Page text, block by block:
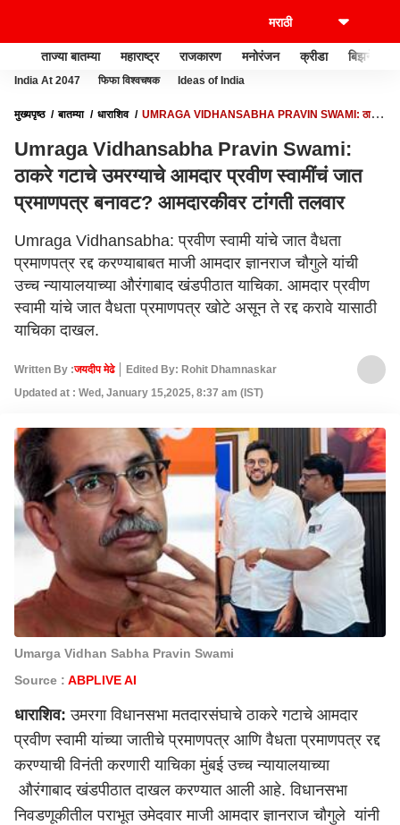
ताज्या बातम्या महाराष्ट्र राजकारण मनोरंजन क्रीडा बिझनेस
India At 2047 फिफा विश्वचषक Ideas of India
मुख्यपृष्ठ बातम्या धाराशिव
UMRAGA VIDHANSABHA PRAVIN SWAMI: ठाकरे
Umraga Vidhansabha Pravin Swami:
ठाकरे गटाचे उमरग्याचे आमदार प्रवीण स्वामींचं जात
प्रमाणपत्र बनावट? आमदारकीवर टांगती तलवार
Umraga Vidhansabha: प्रवीण स्वामी यांचे जात वैधता
प्रमाणपत्र रद्द करण्याबाबत माजी आमदार ज्ञानराज चौगुले यांची
उच्च न्यायालयाच्या औरंगाबाद खंडपीठात याचिका. आमदार प्रवीण
स्वामी यांचे जात वैधता प्रमाणपत्र खोटे असून ते रद्द करावे यासाठी
याचिका दाखल.
Written By :जयदीप मेढे
Edited By: Rohit Dhamnaskar
Updated at : Wed, January 15,2025, 8:37 am (IST)
Umarga Vidhan Sabha Pravin Swami
Source : ABPLIVE AI
धाराशिव: उमरगा विधानसभा मतदारसंघाचे ठाकरे गटाचे आमदार
प्रवीण स्वामी यांच्या जातीचे प्रमाणपत्र आणि वैधता प्रमाणपत्र रद्द
करण्याची विनंती करणारी याचिकामुंबईउच्च न्यायालयाच्या
औरंगाबाद खंडपीठात दाखल करण्यात आली आहे. विधानसभा
निवडणूकीतील पराभूत उमेदवार माजी आमदार ज्ञानराज चौगुले यांनी